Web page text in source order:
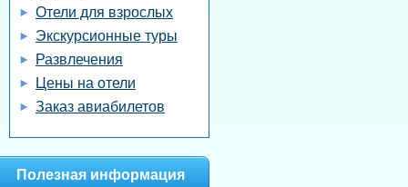
Отели для взрослых
Экскурсионные туры
Развлечения
Цены на отели
Заказ авиабилетов
Полезная информация